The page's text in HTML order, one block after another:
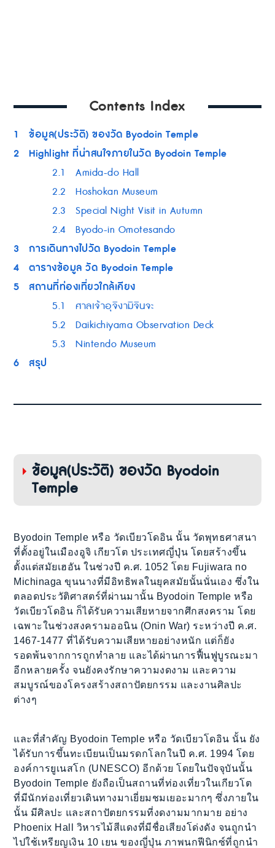
Contents Index
1
ข้อมูล(ประวัติ) ของวัด Byodoin Temple
2 Highlight ที่น่าสนใจภายในวัด Byodoin Temple
2.1
Amida-do Hall
2.2
Hoshokan Museum
2.3
Special Night Visit in Autumn
2.4
Byodo-in Omotesando
3
การเดินทางไปวัด Byodoin Temple
4 ตารางข้อมูล วัด Byodoin Temple
5 สถานที่ท่องเที่ยวใกล้เคียง
5.1
ศาลเจ้าอุจิงามิจินจะ
5.2
Daikichiyama Observation Deck
5.3
Nintendo Museum
6 สรุป
ข้อมูล(ประวัติ) ของวัด Byodoin
Temple
Byodoin Temple หรือ วัดเบียวโดอิน นั้น วัดพุทธศาสนา
ที่ตั้งอยู่ในเมืองอูจิ เกียวโต ประเทศญี่ปุ่น โดยสร้างขึ้น
ตั้งแต่สมัยเฮอัน ในช่วงปี ค.ศ. 1052 โดย Fujiwara no
Michinaga ขุนนางที่มีอิทธิพลในยุคสมัยนั้นนั่นเอง ซึ่งใน
ตลอดประวัติศาสตร์ที่ผ่านมานั้น Byodoin Temple หรือ
วัดเบียวโดอิน ก็ได้รับความเสียหายจากศึกสงคราม โดย
เฉพาะในช่วงสงครามออนิน (Onin War) ระหว่างปี ค.ศ.
1467-1477 ที่ได้รับความเสียหายอย่างหนัก แต่ก็ยัง
รอดพ้นจากการถูกทำลาย และได้ผ่านการฟื้นฟูบูรณะมา
อีกหลายครั้ง จนยังคงรักษาความงดงาม และความ
สมบูรณ์ของโครงสร้างสถาปัตยกรรม และงานศิลปะ
ต่างๆ
และที่สำคัญ Byodoin Temple หรือ วัดเบียวโดอิน นั้น ยัง
ได้รับการขึ้นทะเบียนเป็นมรดกโลกในปี ค.ศ. 1994 โดย
องค์การยูเนสโก (UNESCO) อีกด้วย โดยในปัจจุบันนั้น
Byodoin Temple ยังถือเป็นสถานที่ท่องเที่ยวในเกียวโต
ที่มีนักท่องเที่ยวเดินทางมาเยี่ยมชมเยอะมากๆ ซึ่งภายใน
นั้น มีศิลปะ และสถาปัตยกรรมที่งดงามมากมาย อย่าง
Phoenix Hall วิหารไม้สีแดงที่มีชื่อเสียงโด่งดัง จนถูกนำ
ไปใช้เหรียญเงิน 10 เยน ของญี่ปุ่น ภาพนกฟีนิกซ์ที่ถูกนำ